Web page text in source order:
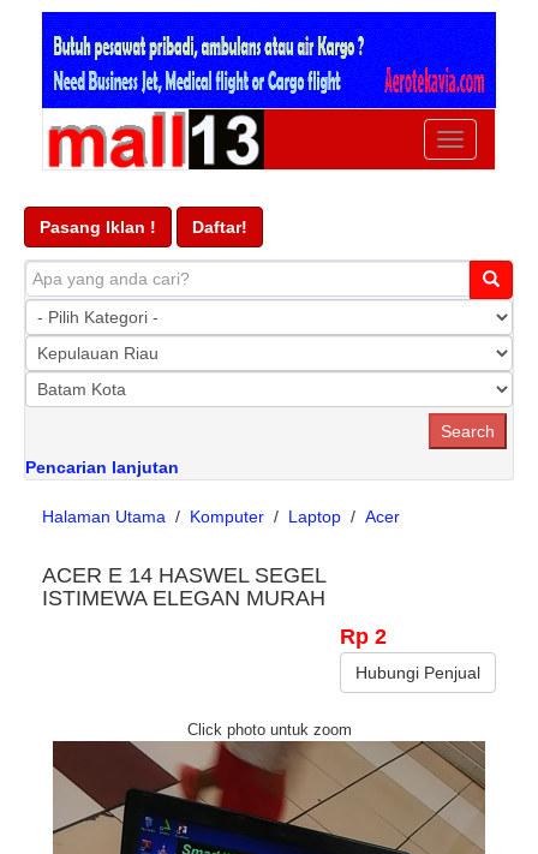
Ubah
navigasi
Pasang Iklan ! Daftar!
Pencarian lanjutan
Halaman Utama / Komputer / Laptop / Acer
ACER E 14 HASWEL SEGEL
ISTIMEWA ELEGAN MURAH
Rp 2
Hubungi Penjual
Click photo untuk zoom